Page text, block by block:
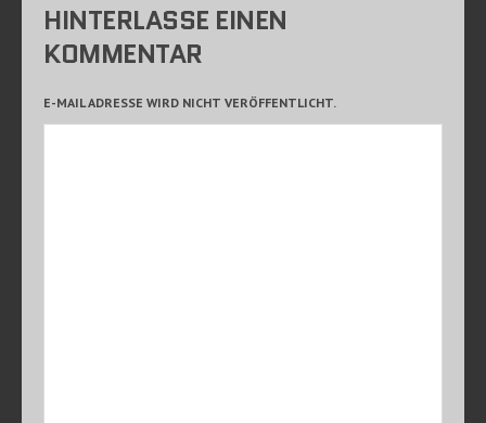
HINTERLASSE EINEN
KOMMENTAR
E-MAIL ADRESSE WIRD NICHT VERÖFFENTLICHT.